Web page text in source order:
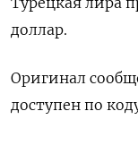
доллар.
Оригинал
доступен по